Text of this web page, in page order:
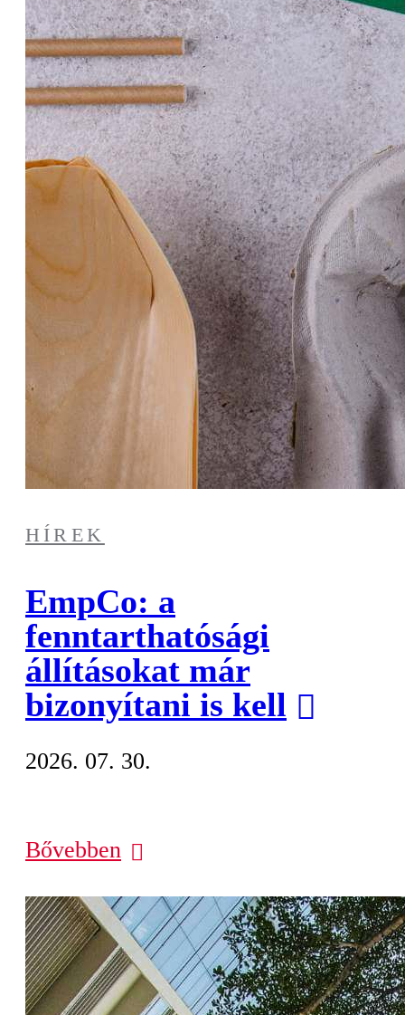
HÍREK
EmpCo: a
fenntarthatósági
állításokat már
bizonyítani is kell
2026. 07. 30.
Bővebben